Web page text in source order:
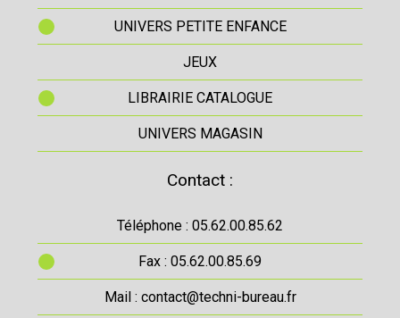
UNIVERS PETITE ENFANCE
JEUX
LIBRAIRIE CATALOGUE
UNIVERS MAGASIN
Contact :
Téléphone : 05.62.00.85.62
Fax : 05.62.00.85.69
Mail : contact@techni-bureau.fr